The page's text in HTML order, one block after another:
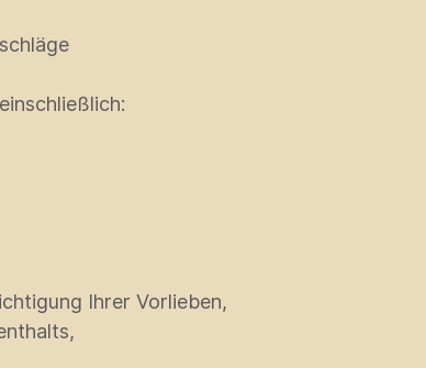
Ihrer Vorlieben,